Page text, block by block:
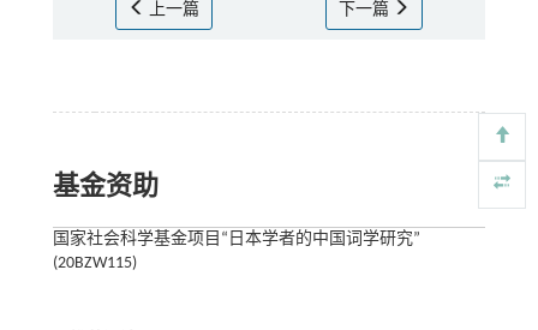
上一篇 下一篇
基金资助
国家社会科学基金项目“日本学者的中国词学研究”
(20BZW115)